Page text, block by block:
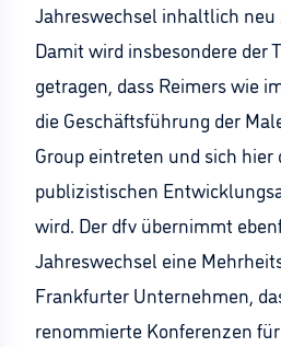
Jahreswechsel inhaltlich
Damit wird insbesondere der
getragen, dass Reimers wie
die Geschäftsführung der
Group eintreten und sich hier
publizistischen
wird. Der dfv übernimmt
Jahreswechsel eine
Frankfurter Unternehmen,
renommierte Konferenzen